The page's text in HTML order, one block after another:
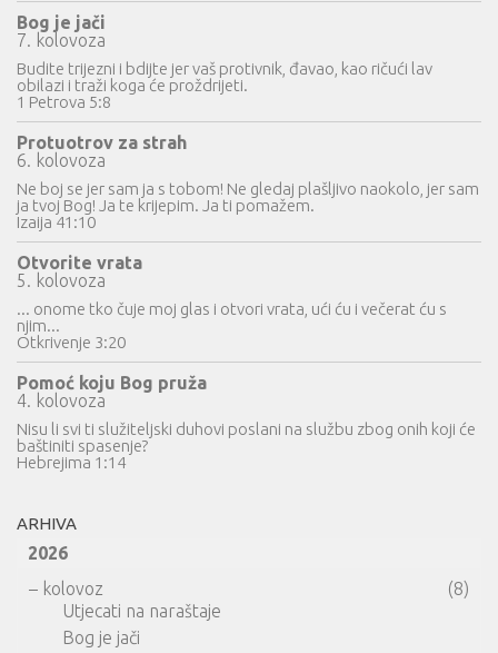
Bog je jači
7. kolovoza
Budite trijezni i bdijte jer vaš protivnik, đavao, kao ričući lav
obilazi i traži koga će proždrijeti.
1 Petrova 5:8
Protuotrov za strah
6. kolovoza
Ne boj se jer sam ja s tobom! Ne gledaj plašljivo naokolo, jer sam
ja tvoj Bog! Ja te krijepim. Ja ti pomažem.
Izaija 41:10
Otvorite vrata
5. kolovoza
... onome tko čuje moj glas i otvori vrata, ući ću i večerat ću s
njim...
Otkrivenje 3:20
Pomoć koju Bog pruža
4. kolovoza
Nisu li svi ti služiteljski duhovi poslani na službu zbog onih koji će
baštiniti spasenje?
Hebrejima 1:14
ARHIVA
2026
– kolovoz
(8)
Utjecati na naraštaje
Bog je jači